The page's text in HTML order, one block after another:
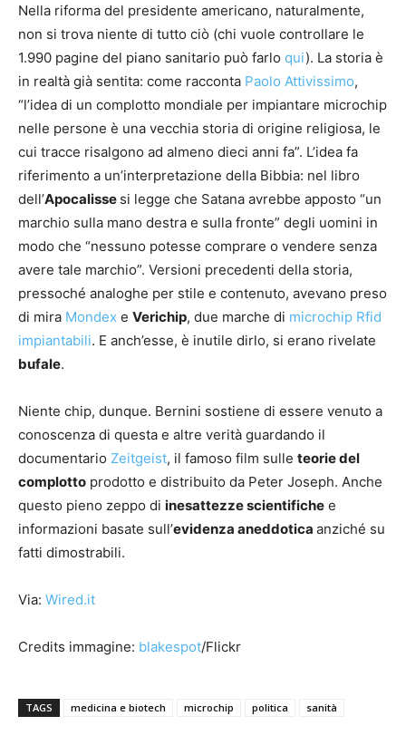
Nella riforma del presidente americano, naturalmente,
non si trova niente di tutto ciò (chi vuole controllare le
1.990 pagine del piano sanitario può farlo qui). La storia è
in realtà già sentita: come racconta Paolo Attivissimo,
“l’idea di un complotto mondiale per impiantare microchip
nelle persone è una vecchia storia di origine religiosa, le
cui tracce risalgono ad almeno dieci anni fa”. L’idea fa
riferimento a un’interpretazione della Bibbia: nel libro
dell’Apocalisse si legge che Satana avrebbe apposto “un
marchio sulla mano destra e sulla fronte” degli uomini in
modo che “nessuno potesse comprare o vendere senza
avere tale marchio”. Versioni precedenti della storia,
pressoché analoghe per stile e contenuto, avevano preso
di mira Mondex e Verichip, due marche di microchip Rfid
impiantabili. E anch’esse, è inutile dirlo, si erano rivelate
bufale.
Niente chip, dunque. Bernini sostiene di essere venuto a
conoscenza di questa e altre verità guardando il
documentario Zeitgeist, il famoso film sulle teorie del
complotto prodotto e distribuito da Peter Joseph. Anche
questo pieno zeppo di inesattezze scientifiche e
informazioni basate sull’evidenza aneddotica anziché su
fatti dimostrabili.
Via: Wired.it
Credits immagine: blakespot/Flickr
TAGS medicina e biotech microchip politica sanità